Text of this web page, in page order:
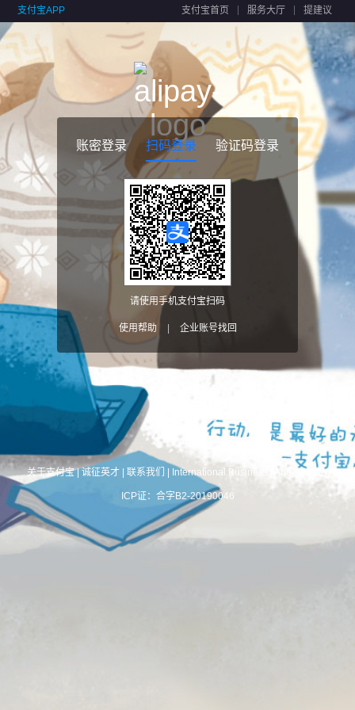
支付宝APP 支付宝首页 服务大厅 提建议
账密登录 扫码登录 验证码登录
请使用手机支付宝扫码
使用帮助 企业账号找回
关于支付宝|诚征英才 联系我们 International Business About Alipay
ICP证：合字B2-20190046